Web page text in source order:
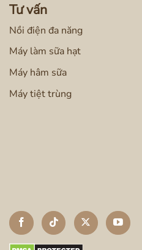
Tư vấn
Nồi điện đa năng
Máy làm sữa hạt
Máy hâm sữa
Máy tiệt trùng